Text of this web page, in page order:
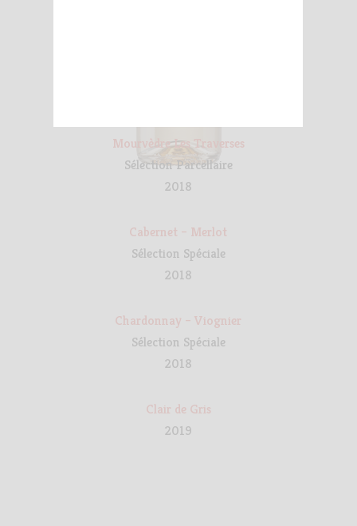
Mourvèdre Les Traverses
Sélection Parcellaire
2018
Cabernet – Merlot
Sélection Spéciale
2018
Chardonnay – Viognier
Sélection Spéciale
2018
Clair de Gris
2019